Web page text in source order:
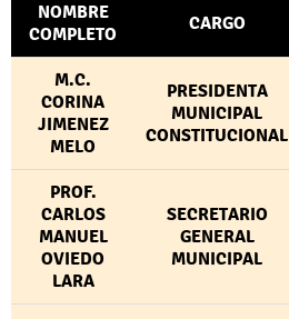
NOMBRE
COMPLETO
CARGO
M.C.
CORINA
JIMENEZ
MELO
PRESIDENTA
MUNICIPAL
CONSTITUCIONAL
PROF.
CARLOS
MANUEL
OVIEDO
LARA
SECRETARIO
GENERAL
MUNICIPAL